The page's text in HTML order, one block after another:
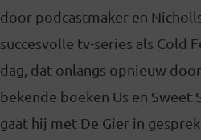
door podcastmaker en
succesvolle tv-series als Cold
dag, dat onlangs opnieuw
bekende boeken Us en
gaat hij met De Gier in